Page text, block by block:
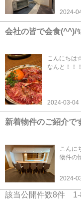
2024-
会社の皆で会食(^^)/
こんにちは
なんと！！
2024-03-04
新着物件のご紹介で
こんに
物件の
2024-
該当公開件数8件 1-